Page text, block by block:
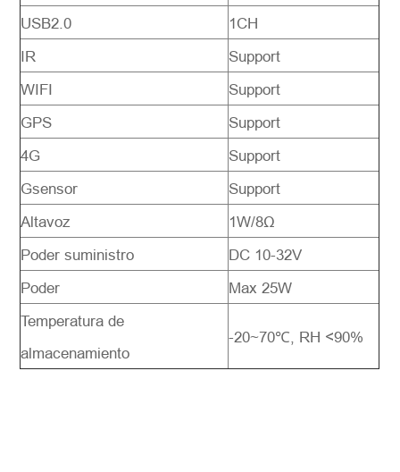
USB2.0
1CH
IR
Support
WIFI
Support
GPS
Support
4G
Support
Gsensor
Support
Altavoz
1W/8Ω
Poder suministro
DC 10-32V
Poder
Max 25W
Temperatura de
almacenamiento
-20~70℃, RH <90%